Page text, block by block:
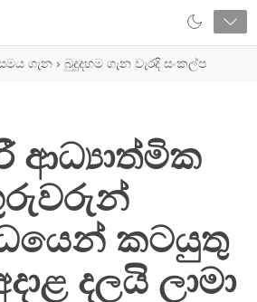
ගැන › බුදුදහම ගැන වැරදි සංකල්ප
ආධ්‍යාත්මික
කටයුතු
දලයි ලාමා